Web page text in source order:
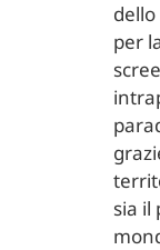
per
sia il